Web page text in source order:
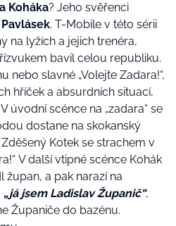
Koháka? Jeho svěřenci
Pavlásek. T-Mobile v této sérii
na lyžích a jejich trenéra,
bavil celou republiku.
nebo slavné „Volejte Zadara!“,
hříček a absurdních situací,
úvodní scénce na „zadara“ se
dostane na skokanský
Kotek se strachem v
V další vtipné scénce Kohák
a pak narazí na
„já jsem Ladislav Županič“,
Županiče do bazénu.